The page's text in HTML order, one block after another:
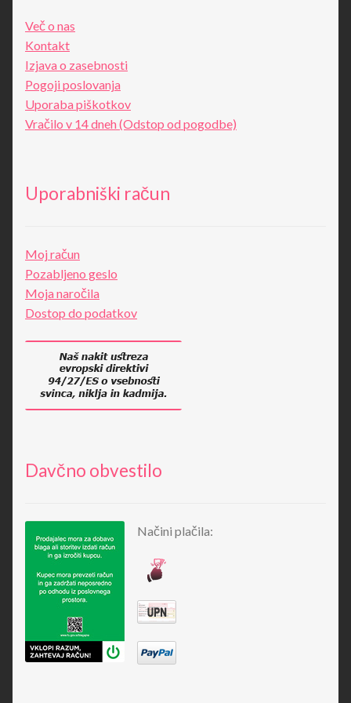
Več o nas
Kontakt
Izjava o zasebnosti
Pogoji poslovanja
Uporaba piškotkov
Vračilo v 14 dneh (Odstop od pogodbe)
Uporabniški račun
Moj račun
Pozabljeno geslo
Moja naročila
Dostop do podatkov
Davčno obvestilo
Načini plačila: